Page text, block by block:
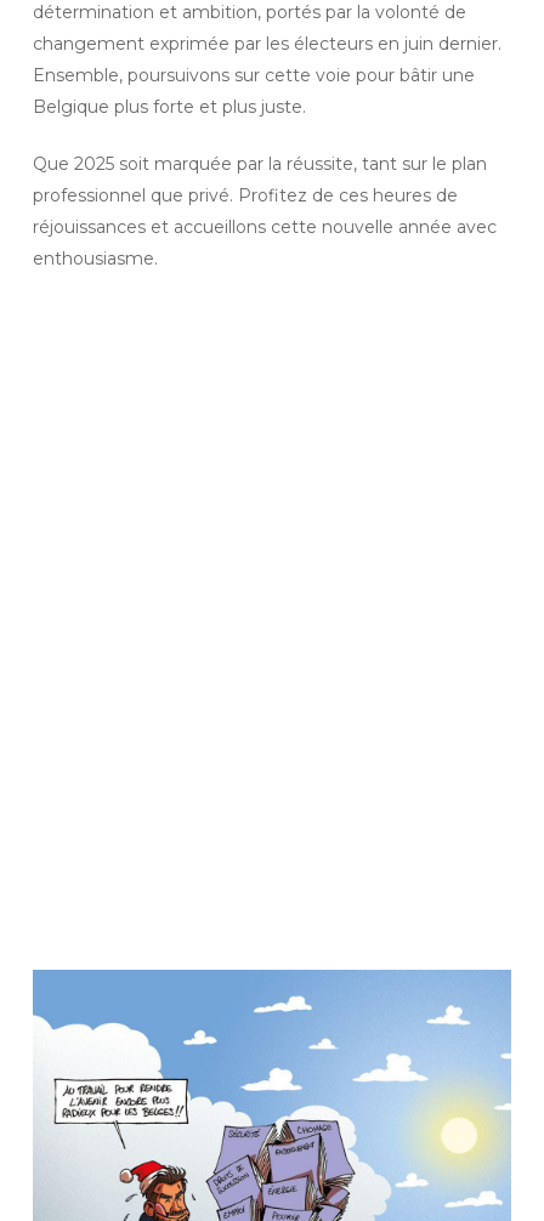
détermination et ambition, portés par la volonté de
changement exprimée par les électeurs en juin dernier.
Ensemble, poursuivons sur cette voie pour bâtir une
Belgique plus forte et plus juste.
Que 2025 soit marquée par la réussite, tant sur le plan
professionnel que privé. Profitez de ces heures de
réjouissances et accueillons cette nouvelle année avec
enthousiasme.